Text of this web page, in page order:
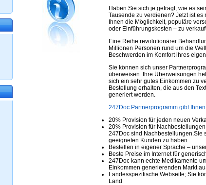
Haben Sie sich je gefragt, wie es
Tausende zu verdienen? Jetzt ist
Ihnen die Möglichkeit, populäre
oder Einführungskosten – zu
Eine Reihe revolutionärer
Millionen Personen rund um die
Beschwerden im Komfort ihres
Sie können sich unser
überweisen. Ihre Überweisungen
sich ein sehr gutes Einkommen zu
Bestellung erhalten, die aus den
generiert werden.
247Doc Partnerprogramm gibt
20% Provision für jeden neuen
20% Provision für
247Doc sind Nachbestellungen.Sie
geeigneten Kunden zu haben
Bestellen in eigener Sprache –
Beste Preise im Internet für
247Doc kann echte Medikamente
Einkommen generierenden Markt
Landesspezifische Webseite; Sie
Land